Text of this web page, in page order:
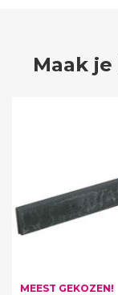
Maak
MEEST GEKOZEN!